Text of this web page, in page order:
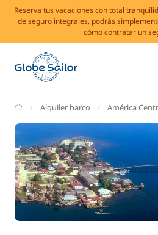
Reserva tus vacaciones con total
de seguro integrales, podrás
cómo contratar un
GlobeSailor
Alquiler barco América